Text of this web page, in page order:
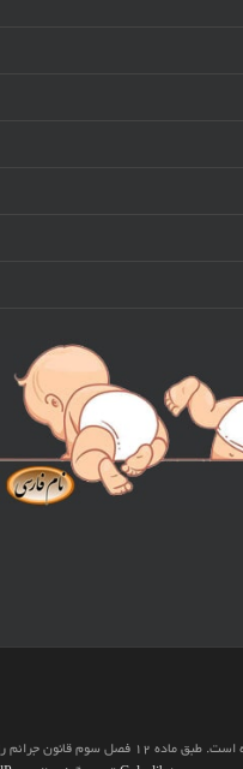
فعالیت نام‌فارسی از سال 1388 آغاز شده